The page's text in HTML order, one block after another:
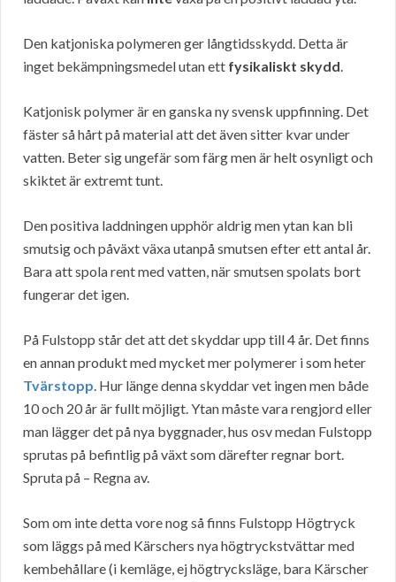
Den katjoniska polymeren ger långtidsskydd. Detta är
inget bekämpningsmedel utan ett fysikaliskt skydd.
Katjonisk polymer är en ganska ny svensk uppfinning. Det
fäster så hårt på material att det även sitter kvar under
vatten. Beter sig ungefär som färg men är helt osynligt och
skiktet är extremt tunt.
Den positiva laddningen upphör aldrig men ytan kan bli
smutsig och påväxt växa utanpå smutsen efter ett antal år.
Bara att spola rent med vatten, när smutsen spolats bort
fungerar det igen.
På Fulstopp står det att det skyddar upp till 4 år. Det finns
en annan produkt med mycket mer polymerer i som heter
Tvärstopp. Hur länge denna skyddar vet ingen men både
10 och 20 år är fullt möjligt. Ytan måste vara rengjord eller
man lägger det på nya byggnader, hus osv medan Fulstopp
sprutas på befintlig på växt som därefter regnar bort.
Spruta på – Regna av.
Som om inte detta vore nog så finns Fulstopp Högtryck
som läggs på med Kärschers nya högtryckstvättar med
kembehållare (i kemläge, ej högtrycksläge, bara Kärscher